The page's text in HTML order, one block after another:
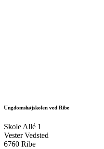
Ungdomshøjskolen ved Ribe
Skole Allé 1
Vester Vedsted
6760 Ribe